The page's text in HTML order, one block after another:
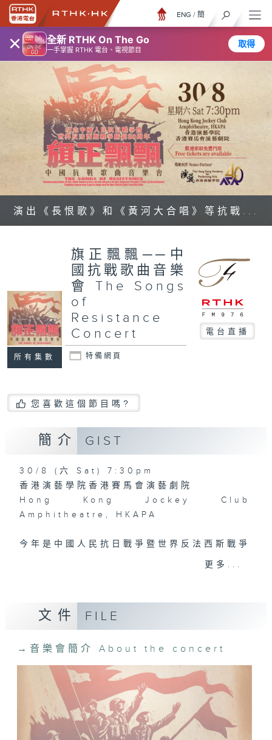
× 全新 RTHK On The Go
一手掌握 RTHK 電台、電視節目
取得
ENG / 簡
演出《長恨歌》和《黃河大合唱》等抗戰...
所有集數
旗正飄飄──中
國抗戰歌曲音樂
會 The Songs
of
Resistance
Concert
電台直播
特備網頁
您喜歡這個節目嗎?
簡介 GIST
30/8 (六 Sat) 7:30pm
香港演藝學院香港賽馬會演藝劇院
Hong Kong Jockey Club
Amphitheatre, HKAPA
今年是中國人民抗日戰爭暨世界反法西斯戰爭
勝利80周年，第四台會以一場「旗正飄飄 ─
上多首抗戰名曲，蘇明村、黃慧英及楊朗廷指
揮的桃李之聲合唱團則會帶來藝術成就極高的
《長恨歌》和《黃河大合唱》選段。學者鄭學
仁博士亦會擔任主持及導賞，為有血有肉的抗
鄭學仁
周琬婷
更多...
文件 FILE
→ 音樂會簡介 About the concert